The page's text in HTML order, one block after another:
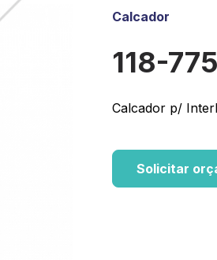
Calcador
118-
Calcador p/
Solicitar